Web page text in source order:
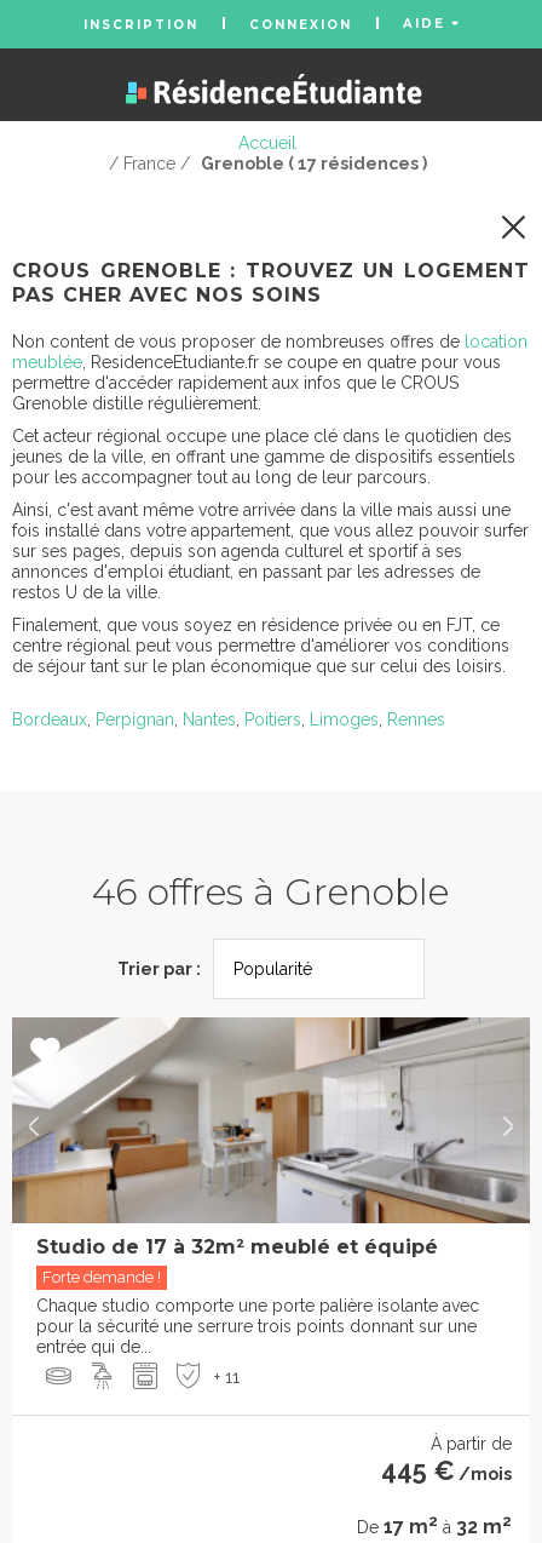
INSCRIPTION CONNEXION AIDE
Accueil
/ France /
Grenoble ( 17 résidences )
CROUS GRENOBLE : TROUVEZ UN LOGEMENT
PAS CHER AVEC NOS SOINS
Non content de vous proposer de nombreuses offres de location
meublée , ResidenceEtudiante.fr se coupe en quatre pour vous
permettre d'accéder rapidement aux infos que le CROUS
Grenoble distille régulièrement.
Cet acteur régional occupe une place clé dans le quotidien des
jeunes de la ville, en offrant une gamme de dispositifs essentiels
pour les accompagner tout au long de leur parcours.
Ainsi, c'est avant même votre arrivée dans la ville mais aussi une
fois installé dans votre appartement, que vous allez pouvoir surfer
sur ses pages, depuis son agenda culturel et sportif à ses
annonces d'emploi étudiant, en passant par les adresses de
restos U de la ville.
Finalement, que vous soyez en résidence privée ou en FJT, ce
centre régional peut vous permettre d'améliorer vos conditions
de séjour tant sur le plan économique que sur celui des loisirs.
Bordeaux Perpignan Nantes Poitiers Limoges Rennes
46 offres à Grenoble
Trier par :
Studio de 17 à 32m² meublé et équipé
Forte demande !
Chaque studio comporte une porte palière isolante avec
pour la sécurité une serrure trois points donnant sur une
entrée qui de...
+ 11
À partir de
445 € /mois
De 17 m2 à 32 m2